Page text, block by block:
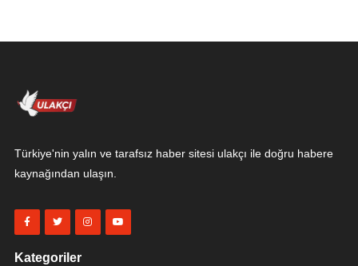
Türkiye'nin yalın ve tarafsız haber sitesi ulakçı ile doğru habere
kaynağından ulaşın.
Kategoriler